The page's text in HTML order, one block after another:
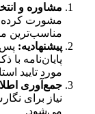
مشاوره و
مشورت کرده و
مناسب‌ترین
پیشنهادیه: پس
پایان‌نامه
مورد تایید
جمع‌آوری
نیاز برای
می‌شود.